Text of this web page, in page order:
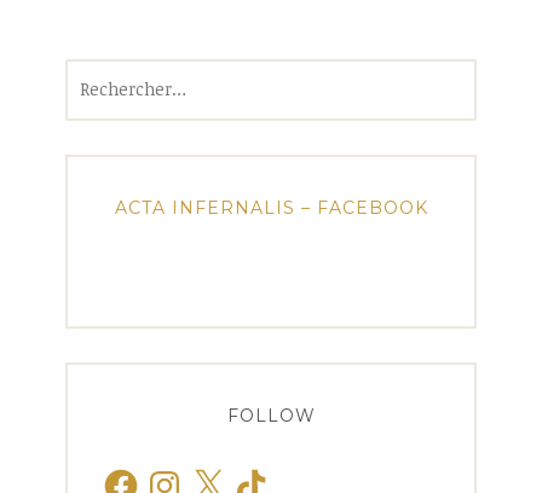
ACTA INFERNALIS – FACEBOOK
FOLLOW
FacebookInstagram
X TikTok